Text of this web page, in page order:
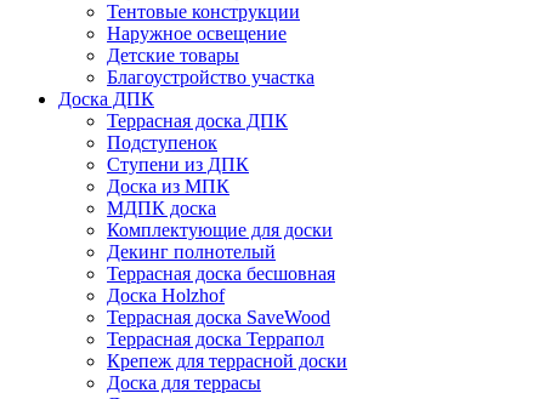
Тентовые конструкции
Наружное освещение
Детские товары
Благоустройство участка
Доска ДПК
Террасная доска ДПК
Подступенок
Ступени из ДПК
Доска из МПК
МДПК доска
Комплектующие для доски
Декинг полнотелый
Террасная доска бесшовная
Доска Holzhof
Террасная доска SaveWood
Террасная доска Террапол
Крепеж для террасной доски
Доска для террасы